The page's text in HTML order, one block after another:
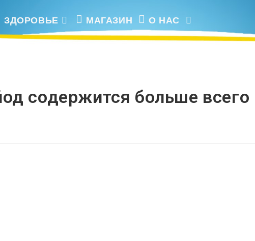
ЗДОРОВЬЕ МАГАЗИН О НАС
ПО
содержится больше всего